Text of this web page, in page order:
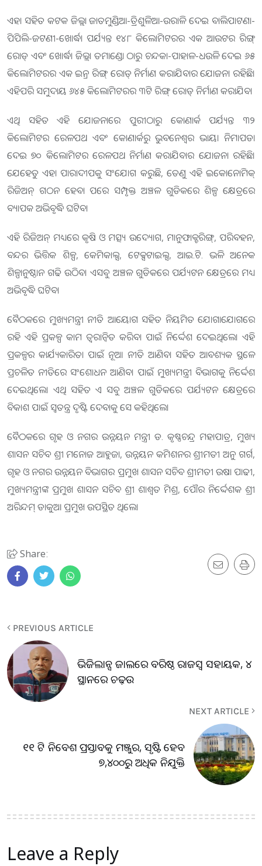
ଏହା ସହିତ କଟକ ଜିଲ୍ଲା ଜାତମୁଣ୍ଡିଆ-ତ୍ରିଶୁଳିଆ-ଉରାଳି ଦେଇ ବାଲିପାଟଣା-
ପିପିଲି-ଜଟଣୀ-ଖୋର୍ଦ୍ଧା ପର୍ଯ୍ୟନ୍ତ ୧୪୮ କିଲୋମିଟରର ଏକ ଆଉଟର ରିଙ୍ଗ୍
ରୋଡ୍ ଏବଂ ଖୋର୍ଦ୍ଧା ଜିଲ୍ଲା ତମାଣ୍ଡୋ ଠାରୁ ଚନ୍ଦକା-ପାହାଳ-ଧଉଳି ଦେଇ ୬୫
କିଲୋମିଟରର ଏକ ଇନ୍ର ରିଙ୍ଗ୍ ରୋଡ୍ ନିର୍ମାଣ କରାଯିବାର ଯୋଜନା ରହିଛି।
ଏହିପରି ସମୁଦାୟ ୬୪୫ କିଲୋମିଟରର ୩ଟି ରିଙ୍ଗ୍ ରୋଡ୍ ନିର୍ମାଣ କରାଯିବ।
ଏଥି ସହିତ ଏହି ଯୋଜନାରେ ପୁରୀଠାରୁ କୋଣାର୍କ ପର୍ଯ୍ୟନ୍ତ ୩୨
କିଲୋମିଟର ରେଳପଥ ଏବଂ କୋଣାର୍କରୁ ଭୁବନେଶ୍ୱର ଭାୟା ନିମାପଡା
ଦେଇ ୭୦ କିଲୋମିଟର ରେଳପଥ ନିର୍ମାଣ କରାଯିବାର ଯୋଜନା ରହିଛି।
ଯେହେତୁ ଏହା ପାରାଦୀପକୁ ସଂଯୋଗ କରୁଛି, ତେଣୁ ଏହି ଇକୋନୋମିକ୍
ରିଜିଅନ୍ ଗଠନ ହେବା ପରେ ସମ୍ପୃକ୍ତ ଅଞ୍ଚଳ ଗୁଡିକରେ ଶିଳ୍ପ କ୍ଷେତ୍ରରେ
ବ୍ୟାପକ ଅଭିବୃଦ୍ଧି ଘଟିବ।
ଏହି ରିଜିଅନ୍ ମଧ୍ୟରେ କୃଷି ଓ ମତ୍ସ୍ୟ ଉଦ୍ୟୋଗ, ମାନୁଫାକ୍ଚରିଙ୍ଗ୍, ପରିବହନ,
ବନ୍ଦର ଭିତ୍ତିକ ଶିଳ୍ପ, କେମିକାଲ୍ସ, ଟେକ୍ସଟାଇଲ୍ସ, ଆଇ.ଟି. ଭଳି ଅନେକ
ଶିଳ୍ପାନୁଷ୍ଠାନ ଗଢି ଉଠିବ। ଏସବୁ ଅଞ୍ଚଳ ଗୁଡିକରେ ପର୍ଯ୍ୟଟନ କ୍ଷେତ୍ରରେ ମଧ୍ୟ
ଅଭିବୃଦ୍ଧି ଘଟିବ।
ବୈଠକରେ ମୁଖ୍ୟମନ୍ତ୍ରୀ ନୀତି ଆୟୋଗ ସହିତ ନିୟମିତ ଯୋଗାଯୋଗରେ
ରହି ଏହି ପ୍ରକଳ୍ପ କାମ ତ୍ୱରାନ୍ୱିତ କରିବା ପାଇଁ ନିର୍ଦ୍ଦେଶ ଦେଇଥିଲେ। ଏହି
ପ୍ରକଳ୍ପର କାର୍ଯ୍ୟକାରିତା ପାଇଁ ନୂଆ ନୀତି ଆଣିବା ସହିତ ଆବଶ୍ୟକ ସ୍ଥଳେ
ପ୍ରଚଳିତ ନୀତିରେ ସଂଶୋଧନ ଆଣିବା ପାଇଁ ମୁଖ୍ୟମନ୍ତ୍ରୀ ବିଭାଗକୁ ନିର୍ଦ୍ଦେଶ
ଦେଇଥିଲେ। ଏଥି ସହିତ ଏ ସବୁ ଅଞ୍ଚଳ ଗୁଡିକରେ ପର୍ଯ୍ୟଟନ କ୍ଷେତ୍ରରେ
ବିକାଶ ପାଇଁ ସ୍ୱତନ୍ତ୍ର ଦୃଷ୍ଟି ଦେବାକୁ ସେ କହିଥିଲେ।
ବୈଠକରେ ଗୃହ ଓ ନଗର ଉନ୍ନୟନ ମନ୍ତ୍ରୀ ଡ. କୃଷ୍ଣଚନ୍ଦ୍ର ମହାପାତ୍ର, ମୁଖ୍ୟ
ଶାସନ ସଚିବ ଶ୍ରୀ ମନୋଜ ଆହୁଜା, ଉନ୍ନୟନ କମିଶନର ଶ୍ରୀମତୀ ଅନୁ ଗର୍ଗ,
ଗୃହ ଓ ନଗର ଉନ୍ନୟନ ବିଭାଗର ପ୍ରମୁଖ ଶାସନ ସଚିବ ଶ୍ରୀମତୀ ଉଷା ପାଢୀ,
ମୁଖ୍ୟମନ୍ତ୍ରୀଙ୍କ ପ୍ରମୁଖ ଶାସନ ସଚିବ ଶ୍ରୀ ଶାଶ୍ୱତ ମିଶ୍ର, ପୌର ନିର୍ଦ୍ଦେଶକ ଶ୍ରୀ
ଅରିନ୍ଦମ୍ ଡାକୁଆ ପ୍ରମୁଖ ଉପସ୍ଥିତ ଥିଲେ।
Share:
PREVIOUS ARTICLE
ଭିଜିଲାନ୍ସ ଜାଲରେ ବରିଷ୍ଠ ରାଜସ୍ୱ ସହାୟକ, ୪
ସ୍ଥାନରେ ଚଢ଼ଉ
NEXT ARTICLE
୧୧ ଟି ନିବେଶ ପ୍ରସ୍ତାବକୁ ମଞ୍ଜୁର, ସୃଷ୍ଟି ହେବ
୭,୪୦୦ରୁ ଅଧିକ ନିଯୁକ୍ତି
Leave a Reply